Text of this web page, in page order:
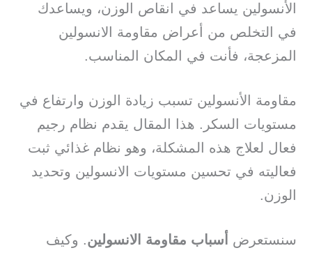
الأنسولين يساعد في انقاص الوزن، ويساعدك
في التخلص من أعراض مقاومة الانسولين
المزعجة، فأنت في المكان المناسب.
مقاومة الأنسولين تسبب زيادة الوزن وارتفاع في
مستويات السكر. هذا المقال يقدم نظام رجيم
فعال لعلاج هذه المشكلة، وهو نظام غذائي ثبت
فعاليته في تحسين مستويات الانسولين وتحديد
الوزن.
سنستعرض أسباب مقاومة الانسولين. وكيف